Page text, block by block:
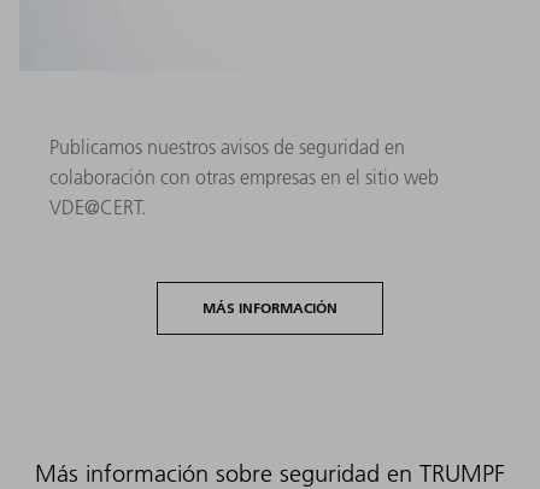
Publicamos nuestros avisos de seguridad en
colaboración con otras empresas en el sitio web
VDE@CERT.
MÁS INFORMACIÓN
Más información sobre seguridad en TRUMPF